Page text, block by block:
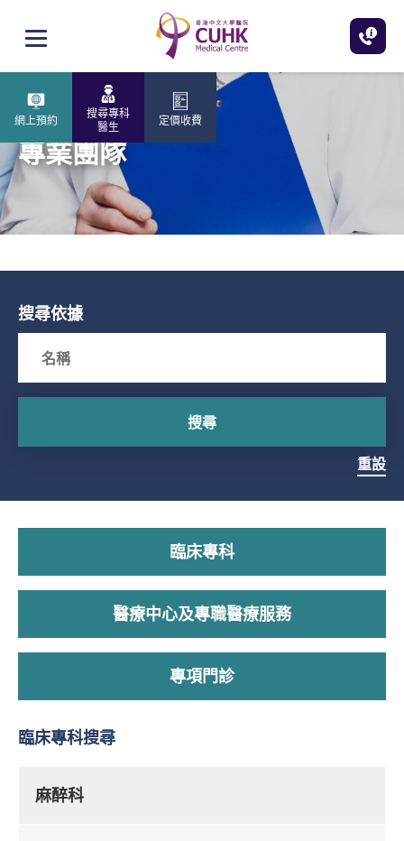
打開選單
網上預約
搜尋專科
醫生
定價收費
專業團隊
搜尋依據
搜尋
重設
臨床專科
醫療中心及專職醫療服務
專項門診
臨床專科搜尋
麻醉科